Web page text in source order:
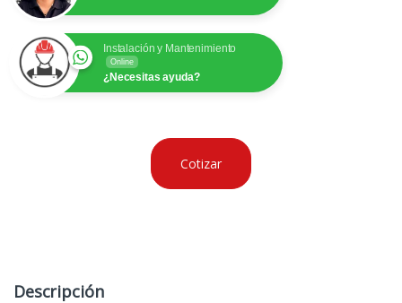
Instalación y Mantenimiento
Online
¿Necesitas ayuda?
Cotizar
Descripción